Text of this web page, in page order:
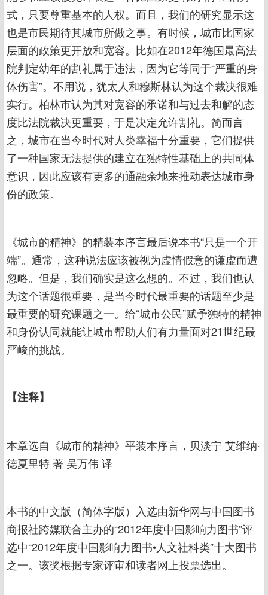
式，只要尊重基本的人权。而且，我们的研究显示这
也是市民期待其城市所做之事。有时候，城市比国家
层面的政策更开放和宽容。比如在2012年德国最高法
院判定幼年的割礼属于违法，因为它等同于“严重的身
体伤害”。不用说，犹太人和穆斯林认为这个裁决很难
实行。柏林市认为其对宽容的承诺和与过去和解的态
度比法院裁决更重要，于是决定允许割礼。简而言
之，城市在当今时代对人类幸福十分重要，它们提供
了一种国家无法提供的建立在独特性基础上的共同体
意识，因此应该有更多的通融余地来推动表达城市身
份的政策。
《城市的精神》的精装本序言最后说本书“只是一个开
端”。通常，这种说法应该被视为虚情假意的谦虚而遭
忽略。但是，我们确实是这么想的。不过，我们也认
为这个话题很重要，是当今时代最重要的话题至少是
最重要的研究课题之一。给“城市公民”赋予独特的精神
和身份认同就能让城市帮助人们有力量面对21世纪最
严峻的挑战。
【注释】
本章选自《城市的精神》平装本序言，贝淡宁 艾维纳·
德夏里特 著 吴万伟 译
本书的中文版（简体字版）入选由新华网与中国图书
商报社跨媒联合主办的“2012年度中国影响力图书”评
选中“2012年度中国影响力图书•人文社科类”十大图书
之一。该奖根据专家评审和读者网上投票选出。